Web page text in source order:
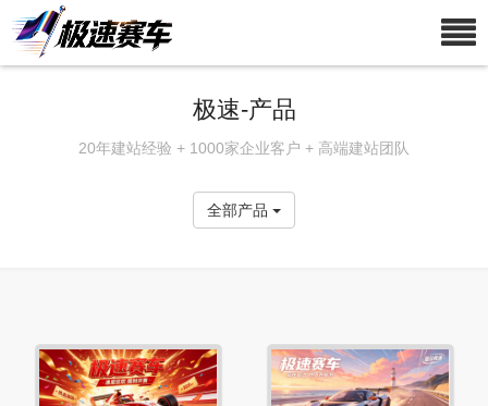
极速-产品
20年建站经验 + 1000家企业客户 + 高端建站团队
全部产品